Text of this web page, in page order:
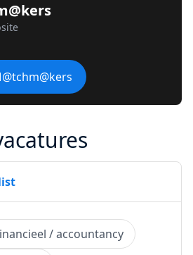
/ accountancy